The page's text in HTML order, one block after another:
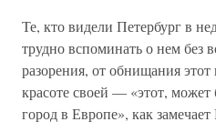
Те, кто видели Петербург в
трудно вспоминать о нем без
разорения, от обнищания
красоте своей — «этот,
город в Европе», как